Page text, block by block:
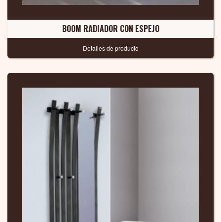
BOOM RADIADOR CON ESPEJO
Detalles de producto